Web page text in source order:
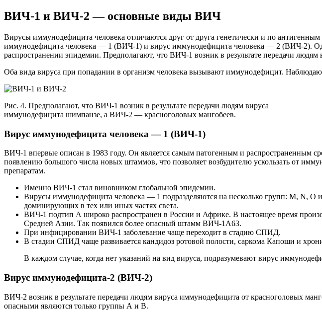
ВИЧ-1 и ВИЧ-2 — основные виды ВИЧ
Вирусы иммунодефицита человека отличаются друг от друга генетически и по
иммунодефицита человека — 1 (ВИЧ-1) и вирус иммунодефицита человека — 2 (ВИЧ-2).
распространении эпидемии. Предполагают, что ВИЧ-1 возник в результате передачи
Оба вида вируса при попадании в организм человека вызывают иммунодефицит.
Рис. 4. Предполагают, что ВИЧ-1 возник в результате передачи людям вируса
иммунодефицита шимпанзе, а ВИЧ-2 — красноголовых мангобеев.
Вирус иммунодефицита человека — 1 (ВИЧ-1)
ВИЧ-1 впервые описан в 1983 году. Он является самым патогенным и распространенным
появлению большого числа новых штаммов, что позволяет возбудителю ускользать от
препаратам.
Именно ВИЧ-1 стал виновником глобальной эпидемии.
Вирусы иммунодефицита человека — 1 подразделяются на несколько групп: M, N, O
доминирующих в тех или иных частях света.
ВИЧ-1 подтип А широко распространен в России и Африке. В настоящее время
Средней Азии. Так появился более опасный штамм ВИЧ-1А63.
При инфицировании ВИЧ-1 заболевание чаще переходит в стадию СПИД.
В стадии СПИД чаще развивается кандидоз ротовой полости, саркома Капоши и
В каждом случае, когда нет указаний на вид вируса, подразумевают вирус
Вирус иммунодефицита-2 (ВИЧ-2)
ВИЧ-2 возник в результате передачи людям вируса иммунодефицита от красноголовых
опасными являются только группы А и В.